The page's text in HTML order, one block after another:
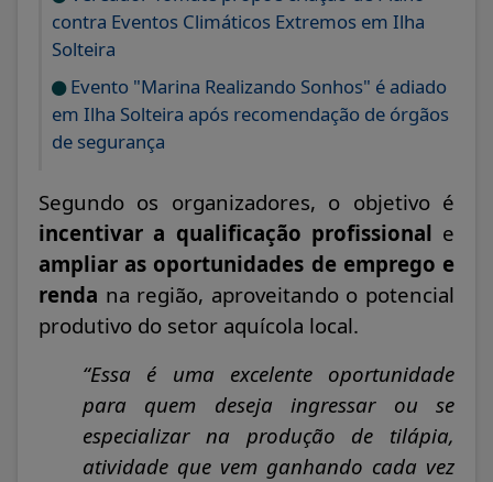
contra Eventos Climáticos Extremos em Ilha
Solteira
Evento "Marina Realizando Sonhos" é adiado
em Ilha Solteira após recomendação de órgãos
de segurança
Segundo os organizadores, o objetivo é
incentivar a qualificação profissional e
ampliar as oportunidades de emprego e
renda na região, aproveitando o potencial
produtivo do setor aquícola local.
“Essa é uma excelente oportunidade
para quem deseja ingressar ou se
especializar na produção de tilápia,
atividade que vem ganhando cada vez